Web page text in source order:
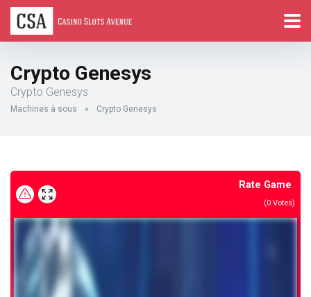
Crypto Genesys
Crypto Genesys
Machines à sous » Crypto Genesys
Rate Game
(0 Votes)